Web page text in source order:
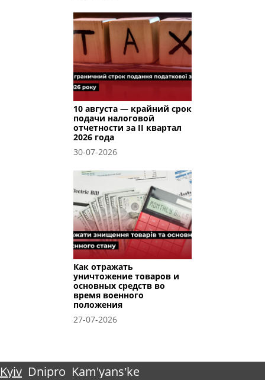
10 августа — крайний срок
подачи налоговой
отчетности за II квартал
2026 года
30-07-2026
Как отражать
уничтожение товаров и
основных средств во
время военного
положения
27-07-2026
Kyiv Dnipro Kam'yansʹke